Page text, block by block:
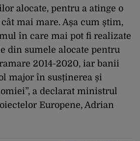
alocate, pentru a atinge o
mai mare. Așa cum știm,
în care mai pot fi realizate
din sumele alocate pentru
2014-2020, iar banii
major în susținerea și
a declarat ministrul
Europene, Adrian